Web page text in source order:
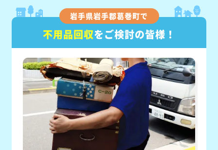
岩手県岩手郡葛巻町で
不用品回収をご検討の皆様！